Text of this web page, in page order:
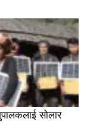
सोलार